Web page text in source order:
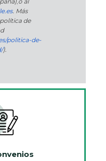
. Más
de
politica-de-
).